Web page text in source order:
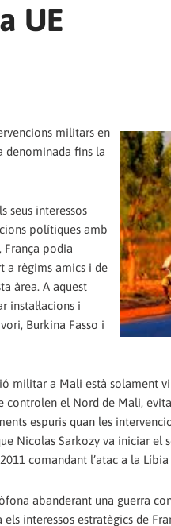
UE
militars en
denominada fins la
seus interessos
polítiques amb
França podia
a règims amics i de
àrea. A aquest
instal·lacions i
Burkina Fasso i
militar a Mali està solament
controlen el Nord de Mali,
espuris quan les
Nicolas Sarkozy va iniciar el
comandant l’atac a la
abanderant una guerra
interessos estratègics de